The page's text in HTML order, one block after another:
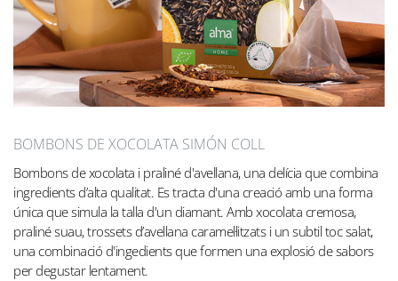
BOMBONS DE XOCOLATA SIMÓN COLL
Bombons de xocolata i praliné d'avellana, una delícia que combina
ingredients d’alta qualitat. Es tracta d'una creació amb una forma
única que simula la talla d'un diamant. Amb xocolata cremosa,
praliné suau, trossets d’avellana caramel·litzats i un subtil toc salat,
una combinació d'ingedients que formen una explosió de sabors
per degustar lentament.